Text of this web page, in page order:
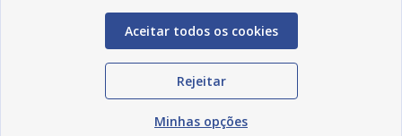
Redes Sociais
Aceitar todos os cookies
Rejeitar
Minhas opções